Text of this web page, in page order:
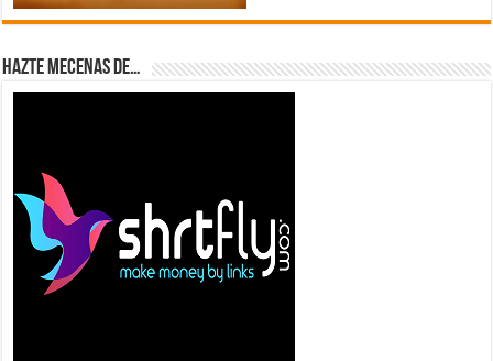
Hazte Mecenas de…